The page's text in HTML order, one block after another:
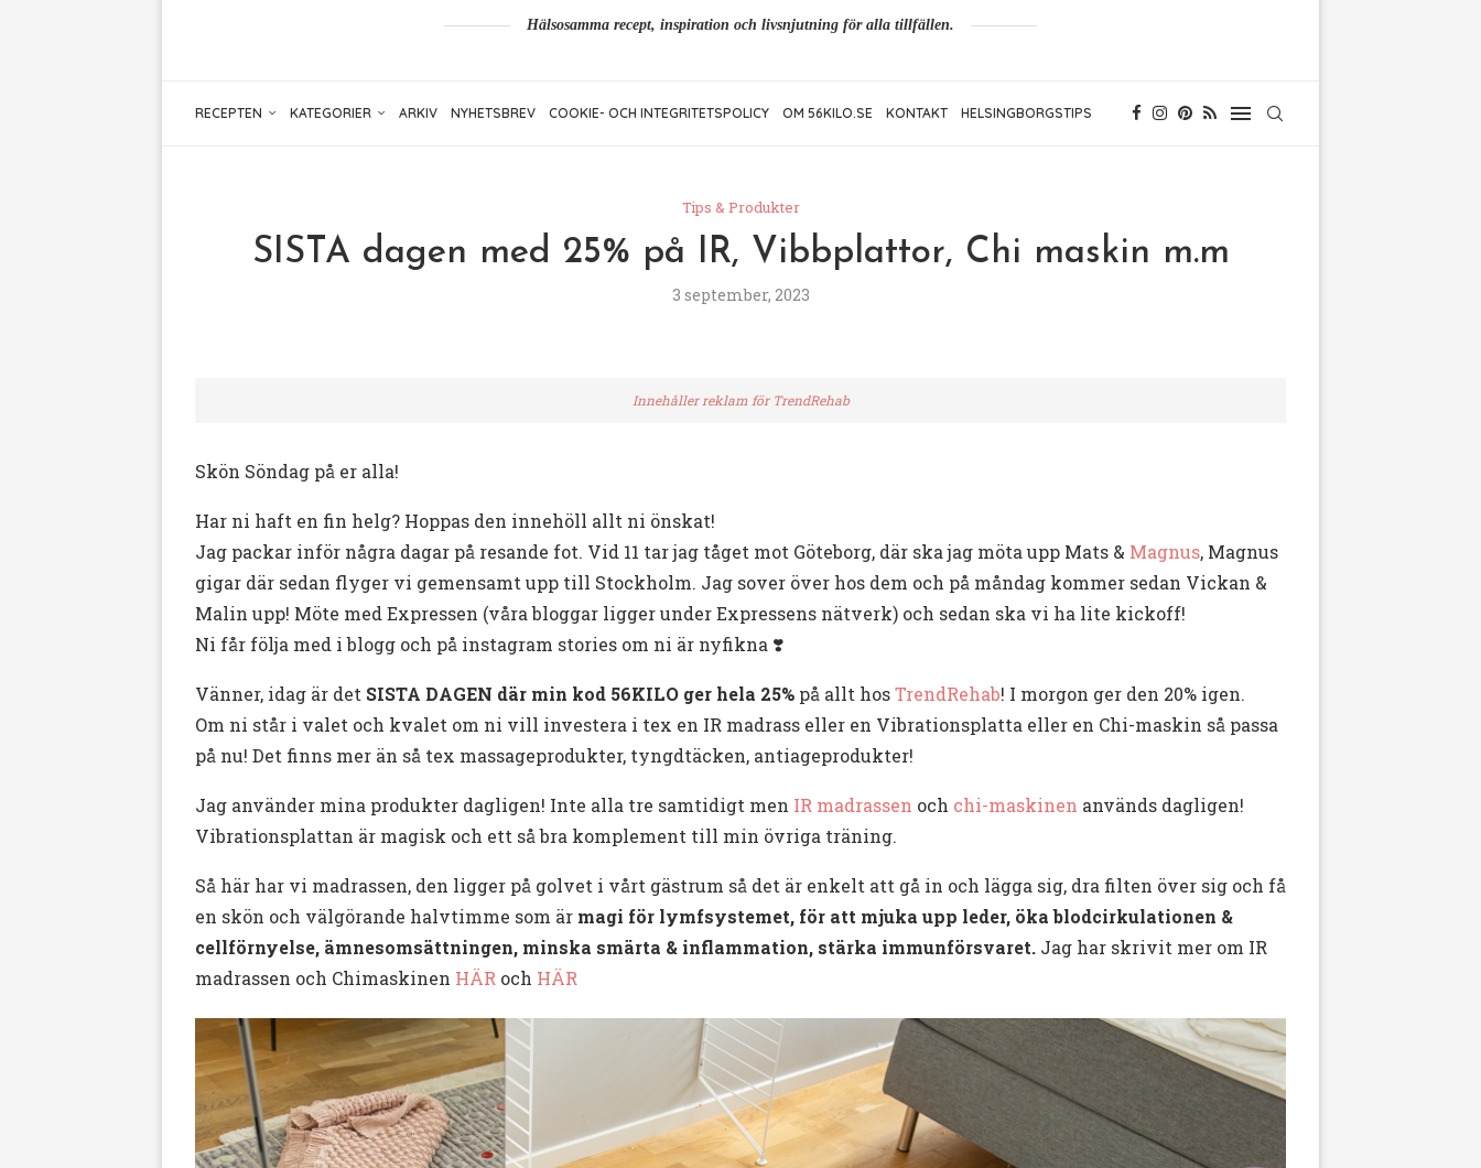
Hälsosamma recept, inspiration och livsnjutning för alla tillfällen.
RECEPTEN KATEGORIER ARKIV NYHETSBREV COOKIE- OCH INTEGRITETSPOLICY OM 56KILO.SE KONTAKT HELSINGBORGSTIPS
Tips & Produkter
SISTA dagen med 25% på IR, Vibbplattor, Chi maskin m.m
3 september, 2023
Innehåller reklam för TrendRehab
Skön Söndag på er alla!
Har ni haft en fin helg? Hoppas den innehöll allt ni önskat!
Jag packar inför några dagar på resande fot. Vid 11 tar jag tåget mot Göteborg, där ska jag möta upp Mats & Magnus, Magnus
gigar där sedan flyger vi gemensamt upp till Stockholm. Jag sover över hos dem och på måndag kommer sedan Vickan &
Malin upp! Möte med Expressen (våra bloggar ligger under Expressens nätverk) och sedan ska vi ha lite kickoff!
Ni får följa med i blogg och på instagram stories om ni är nyfikna ❣️
Vänner, idag är det SISTA DAGEN där min kod 56KILO ger hela 25% på allt hosTrendRehab! I morgon ger den 20% igen.
Om ni står i valet och kvalet om ni vill investera i tex en IR madrass eller en Vibrationsplatta eller en Chi-maskin så passa
på nu! Det finns mer än så tex massageprodukter, tyngdtäcken, antiageprodukter!
Jag använder mina produkter dagligen! Inte alla tre samtidigt men IR madrassen och chi-maskinen används dagligen!
Vibrationsplattan är magisk och ett så bra komplement till min övriga träning.
Så här har vi madrassen, den ligger på golvet i vårt gästrum så det är enkelt att gå in och lägga sig, dra filten över sig och få
en skön och välgörande halvtimme som är magi för lymfsystemet, för att mjuka upp leder, öka blodcirkulationen &
cellförnyelse, ämnesomsättningen, minska smärta & inflammation, stärka immunförsvaret. Jag har skrivit mer om IR
madrassen och Chimaskinen HÄR och HÄR